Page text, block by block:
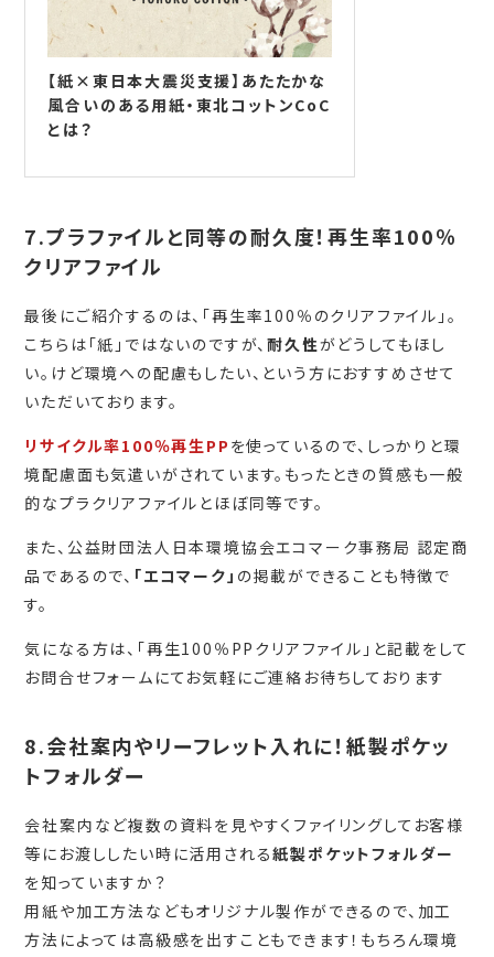
【紙×東日本大震災支援】あたたかな
風合いのある用紙・東北コットンCoC
とは？
7.プラファイルと同等の耐久度！再生率100％
クリアファイル
最後にご紹介するのは、「再生率100％のクリアファイル」。
こちらは「紙」ではないのですが、耐久性がどうしてもほし
い。けど環境への配慮もしたい、という方におすすめさせて
いただいております。
リサイクル率100％再生PP を使っているので、しっかりと環
境配慮面も気遣いがされています。もったときの質感も一般
的なプラクリアファイルとほぼ同等です。
また、公益財団法人日本環境協会エコマーク事務局 認定商
品であるので、 「エコマーク 」 の掲載ができることも特徴で
す。
気になる方は、「再生100％PPクリアファイル」と記載をして
お問合せフォームにてお気軽にご連絡お待ちしております
8.会社案内やリーフレット入れに！紙製ポケッ
トフォルダー
会社案内など複数の資料を見やすくファイリングしてお客様
等にお渡ししたい時に活用される紙製ポケットフォルダー
を知っていますか？
用紙や加工方法などもオリジナル製作ができるので、加工
方法によっては高級感を出すこともできます！もちろん環境